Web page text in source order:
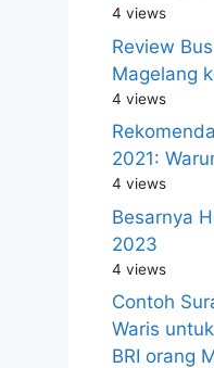
4 views
Review
Magelang
4 views
2021:
4 views
Besarnya
2023
4 views
Contoh
Waris
BRI orang